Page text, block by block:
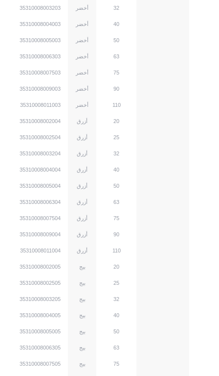
35310008003203 أخضر 32
35310008004003 أخضر 40
35310008005003 أخضر 50
35310008006303 أخضر 63
35310008007503 أخضر 75
35310008009003 أخضر 90
35310008011003 أخضر 110
35310008002004 أزرق 20
35310008002504 أزرق 25
35310008003204 أزرق 32
35310008004004 أزرق 40
35310008005004 أزرق 50
35310008006304 أزرق 63
35310008007504 أزرق 75
35310008009004 أزرق 90
35310008011004 أزرق 110
35310008002005 بيج 20
35310008002505 بيج 25
35310008003205 بيج 32
35310008004005 بيج 40
35310008005005 بيج 50
35310008006305 بيج 63
35310008007505 بيج 75